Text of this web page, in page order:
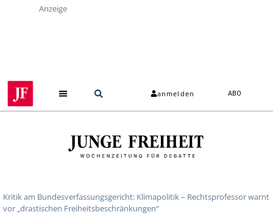
Anzeige
anmelden ABO
Kritik am Bundesverfassungsgericht: Klimapolitik – Rechtsprofessor warnt
vor „drastischen Freiheitsbeschränkungen“